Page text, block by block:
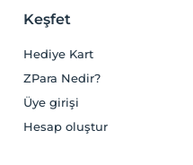
Keşfet
Hediye Kart
ZPara Nedir?
Üye girişi
Hesap oluştur